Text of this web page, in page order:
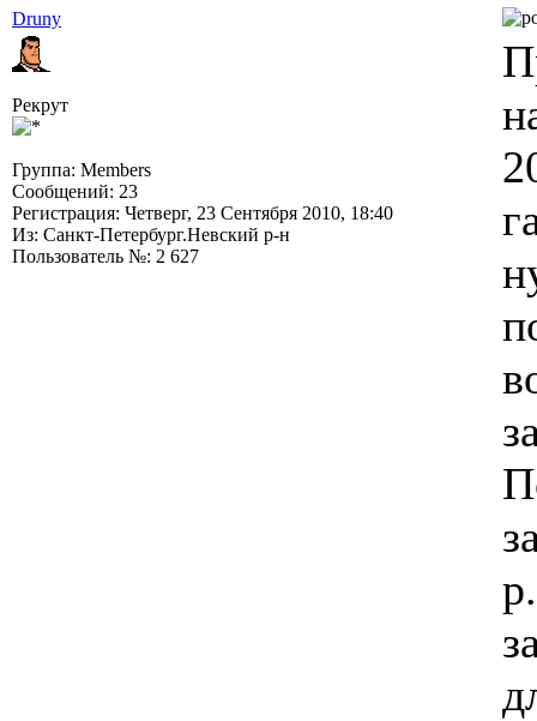
Druny
Рекрут
Группа: Members
Сообщений: 23
Регистрация: Четверг, 23 Сентября 2010, 18:40
Из: Санкт-Петербург.Невский р-н
Пользователь №: 2 627